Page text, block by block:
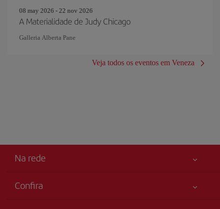
08 may 2026 - 22 nov 2026
A Materialidade de Judy Chicago
Galleria Alberta Pane
Veja todos os eventos em Veneza
Na rede
Confira